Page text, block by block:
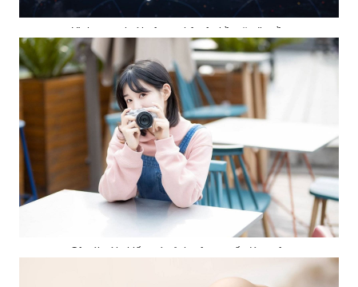
Hình mạng lưới công nghệ trên bề mặt địa cầu
Cô gái với chiếc máy ảnh trên tay rất đáng yêu